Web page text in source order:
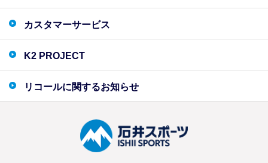
カスタマーサービス
K2 PROJECT
リコールに関するお知らせ